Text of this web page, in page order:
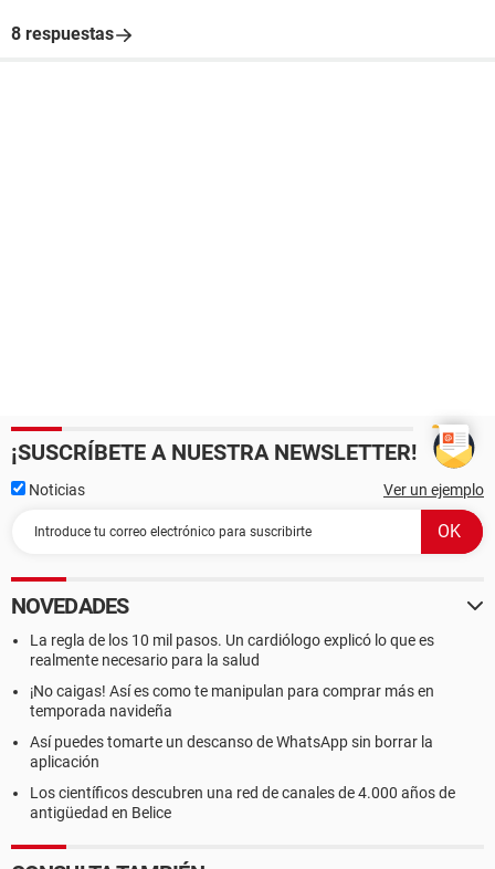
8 respuestas
¡SUSCRÍBETE A NUESTRA NEWSLETTER!
Noticias Ver un ejemplo
NOVEDADES
La regla de los 10 mil pasos. Un cardiólogo explicó lo que es
realmente necesario para la salud
¡No caigas! Así es como te manipulan para comprar más en
temporada navideña
Así puedes tomarte un descanso de WhatsApp sin borrar la
aplicación
Los científicos descubren una red de canales de 4.000 años de
antigüedad en Belice